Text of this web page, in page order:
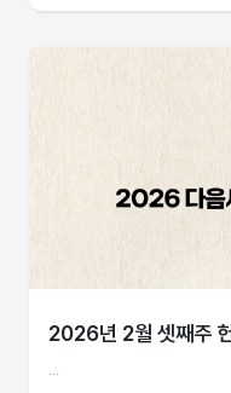
2026년 2월 셋째주